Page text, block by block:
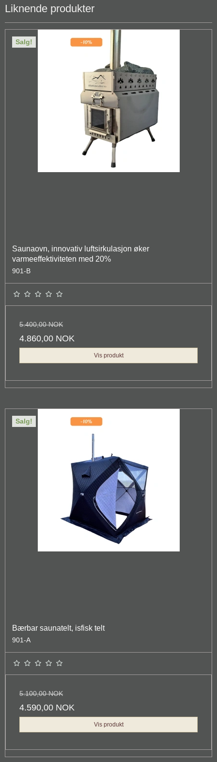
Liknende produkter
Salg!
Saunaovn, innovativ luftsirkulasjon øker
varmeeffektiviteten med 20%
901-B
5.400,00 NOK
4.860,00 NOK
Vis produkt
Salg!
Bærbar saunatelt, isfisk telt
901-A
5.100,00 NOK
4.590,00 NOK
Vis produkt